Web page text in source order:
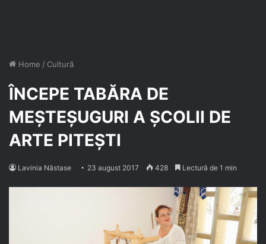
Home / Cultură
ÎNCEPE TABĂRA DE
MEȘTEȘUGURI A ȘCOLII DE
ARTE PITEȘTI
Lavinia Năstase 23 august 2017 428 Lectură de 1 min